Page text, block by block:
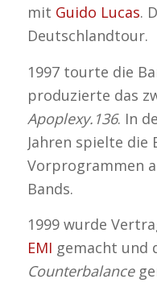
mit Guido Lucas.
Deutschlandtour.
1997 tourte die
produzierte das
Apoplexy.136. In
Jahren spielte die
Vorprogrammen
Bands.
1999 wurde
EMI gemacht und
Counterbalance